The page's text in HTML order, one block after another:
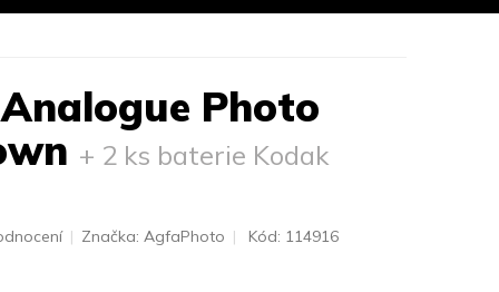
Photo
+ 2 ks baterie Kodak
Značka: AgfaPhoto Kód: 114916